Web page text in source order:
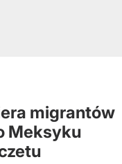
migrantów
Meksyku